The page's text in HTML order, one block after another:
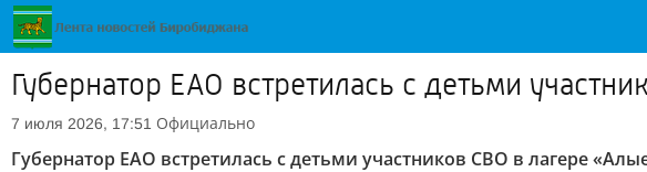
Губернатор ЕАО встретилась с детьми
7 июля 2026, 17:51 Официально
Губернатор ЕАО встретилась с детьми участников СВО в лагере